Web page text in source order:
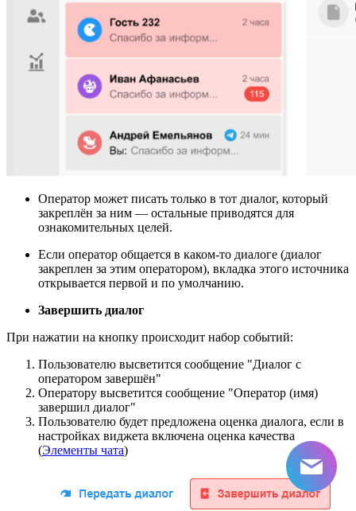
Оператор может писать только в тот диалог, который
закреплён за ним — остальные приводятся для
ознакомительных целей.
Если оператор общается в каком-то диалоге (диалог
закреплен за этим оператором), вкладка этого источника
открывается первой и по умолчанию.
Завершить диалог
При нажатии на кнопку происходит набор событий:
Пользователю высветится сообщение "Диалог с
оператором завершён"
Оператору высветится сообщение "Оператор (имя)
завершил диалог"
Пользователю будет предложена оценка диалога, если в
настройках виджета включена оценка качества
(Элементы чата)